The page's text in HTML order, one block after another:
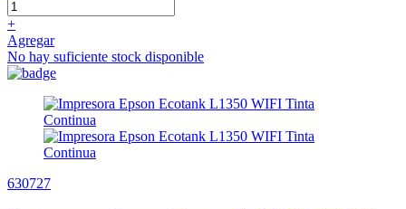
+
Agregar
No hay suficiente stock disponible
630727